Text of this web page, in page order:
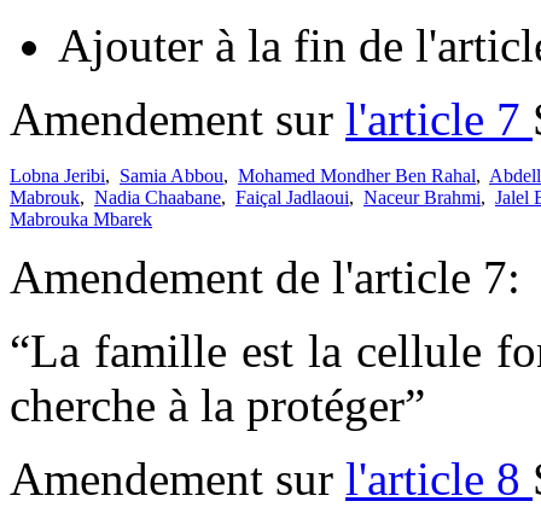
Ajouter à la fin de
Amendement sur l'article 7
Lobna Jeribi, Samia Abbou, Mohamed Mondher Ben Rahal,
Mabrouk, Nadia Chaabane, Faiçal Jadlaoui, Naceur Brahmi, Jalel
Mabrouka Mbarek
Amendement de l'article 7:
“La famille est la cellule
cherche à la protéger”
Amendement sur l'article 8